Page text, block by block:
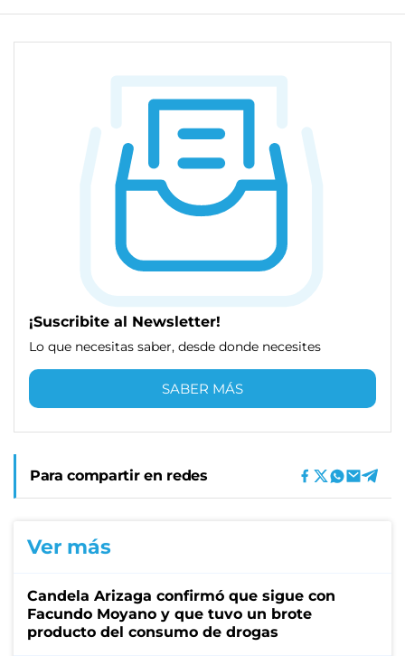
¡Suscribite al Newsletter!
Lo que necesitas saber, desde donde necesites
SABER MÁS
Para compartir en redes
Ver más
Candela Arizaga confirmó que sigue con
Facundo Moyano y que tuvo un brote
producto del consumo de drogas